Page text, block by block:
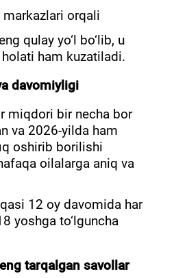
orqali
qulay yo‘l bo‘lib, u
ham kuzatiladi.
davomiyligi
miqdori bir necha bor
va 2026-yilda ham
oshirib borilishi
oilalarga aniq va
12 oy davomida har
yoshga to‘lguncha
tarqalgan savollar